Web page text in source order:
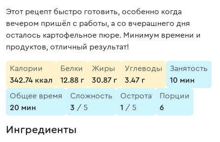
Этот рецепт быстро готовить, особенно когда
вечером пришёл с работы, а со вчерашнего дня
осталось картофельное пюре. Минимум времени и
продуктов, отличный результат!
Калории
342.74 ккал
Белки
12.88 г
Жиры
30.87 г
Углеводы
3.47 г
Занятость
10 мин
Общее время
20 мин
Сложность
3 / 5
Острота
1 / 5
Порции
6
Ингредиенты